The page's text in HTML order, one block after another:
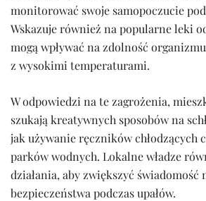
monitorować swoje samopoczucie
Wskazuje również na popularne leki
mogą wpływać na zdolność
z wysokimi temperaturami.
W odpowiedzi na te zagrożenia,
szukają kreatywnych sposobów na
jak używanie ręczników chłodzących
parków wodnych. Lokalne władze
działania, aby zwiększyć świadomość
bezpieczeństwa podczas upałów.